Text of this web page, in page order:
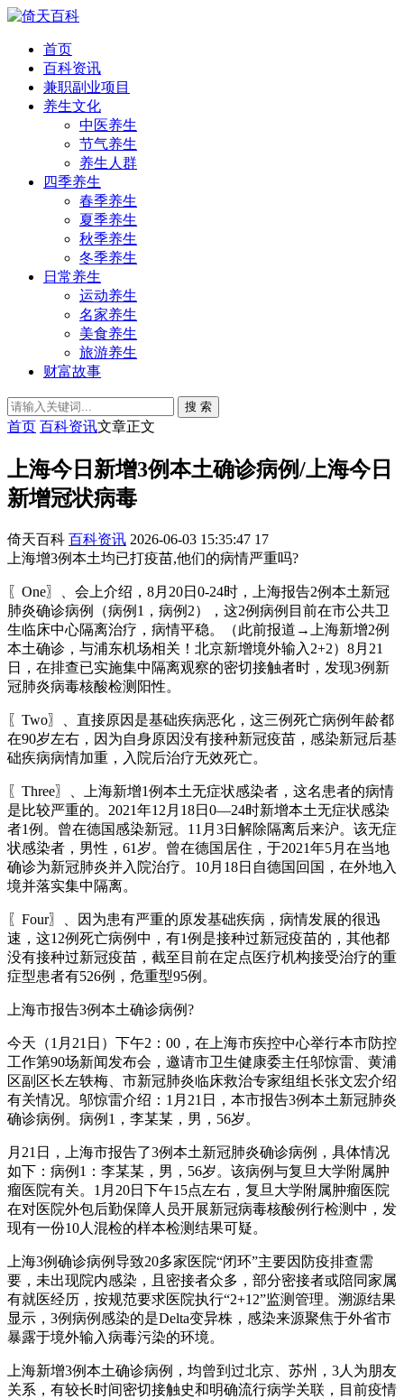
首页
百科资讯
兼职副业项目
养生文化
中医养生
节气养生
养生人群
四季养生
春季养生
夏季养生
秋季养生
冬季养生
日常养生
运动养生
名家养生
美食养生
旅游养生
财富故事
搜 索
首页 百科资讯文章正文
上海今日新增3例本土确诊病例/上海今日
新增冠状病毒
倚天百科 百科资讯 2026-06-03 15:35:47 17
上海增3例本土均已打疫苗,他们的病情严重吗?
〖One〗、会上介绍，8月20日0-24时，上海报告2例本土新冠
肺炎确诊病例（病例1，病例2），这2例病例目前在市公共卫
生临床中心隔离治疗，病情平稳。（此前报道→上海新增2例
本土确诊，与浦东机场相关！北京新增境外输入2+2）8月21
日，在排查已实施集中隔离观察的密切接触者时，发现3例新
冠肺炎病毒核酸检测阳性。
〖Two〗、直接原因是基础疾病恶化，这三例死亡病例年龄都
在90岁左右，因为自身原因没有接种新冠疫苗，感染新冠后基
础疾病病情加重，入院后治疗无效死亡。
〖Three〗、上海新增1例本土无症状感染者，这名患者的病情
是比较严重的。2021年12月18日0—24时新增本土无症状感染
者1例。曾在德国感染新冠。11月3日解除隔离后来沪。该无症
状感染者，男性，61岁。曾在德国居住，于2021年5月在当地
确诊为新冠肺炎并入院治疗。10月18日自德国回国，在外地入
境并落实集中隔离。
〖Four〗、因为患有严重的原发基础疾病，病情发展的很迅
速，这12例死亡病例中，有1例是接种过新冠疫苗的，其他都
没有接种过新冠疫苗，截至目前在定点医疗机构接受治疗的重
症型患者有526例，危重型95例。
上海市报告3例本土确诊病例?
今天（1月21日）下午2：00，在上海市疾控中心举行本市防控
工作第90场新闻发布会，邀请市卫生健康委主任邬惊雷、黄浦
区副区长左轶梅、市新冠肺炎临床救治专家组组长张文宏介绍
有关情况。邬惊雷介绍：1月21日，本市报告3例本土新冠肺炎
确诊病例。病例1，李某某，男，56岁。
月21日，上海市报告了3例本土新冠肺炎确诊病例，具体情况
如下：病例1：李某某，男，56岁。该病例与复旦大学附属肿
瘤医院有关。1月20日下午15点左右，复旦大学附属肿瘤医院
在对医院外包后勤保障人员开展新冠病毒核酸例行检测中，发
现有一份10人混检的样本检测结果可疑。
上海3例确诊病例导致20多家医院“闭环”主要因防疫排查需
要，未出现院内感染，且密接者众多，部分密接者或陪同家属
有就医经历，按规范要求医院执行“2+12”监测管理。溯源结果
显示，3例病例感染的是Delta变异株，感染来源聚焦于外省市
暴露于境外输入病毒污染的环境。
上海新增3例本土确诊病例，均曾到过北京、苏州，3人为朋友
关系，有较长时间密切接触史和明确流行病学关联，目前疫情